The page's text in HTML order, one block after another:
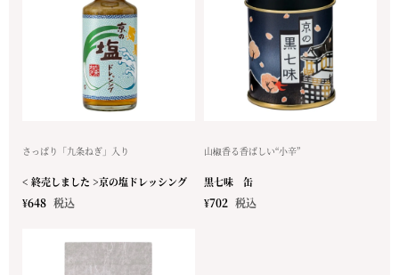
さっぱり「九条ねぎ」入り
< 終売しました >京の塩ドレッシング
¥648 税込
山椒香る香ばしい“小辛”
黒七味 缶
¥702 税込